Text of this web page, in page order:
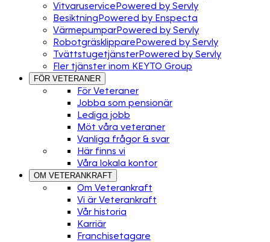
VitvaruservicePowered by Servly
BesiktningPowered by Enspecta
VärmepumparPowered by Servly
RobotgräsklipparePowered by Servly
TvättstugetjänsterPowered by Servly
Fler tjänster inom KEYTO Group
FÖR VETERANER
För Veteraner
Jobba som pensionär
Lediga jobb
Möt våra veteraner
Vanliga frågor & svar
Här finns vi
Våra lokala kontor
OM VETERANKRAFT
Om Veterankraft
Vi är Veterankraft
Vår historia
Karriär
Franchisetagare